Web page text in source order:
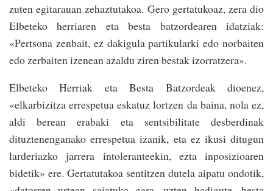
zuten egitarauan zehaztutakoa. Gero gertatukoaz, zera dio
Elbeteko herriaren eta besta batzordearen idatziak:
«Pertsona zenbait, ez dakigula partikularki edo norbaiten
edo zerbaiten izenean azaldu ziren bestak izorratzera».
Elbeteko Herriak eta Besta Batzordeak dioenez,
«elkarbizitza errespetua eskatuz lortzen da baina, nola ez,
aldi berean erabaki eta sentsibilitate desberdinak
dituztenenganako errespetua izanik, eta ez ikusi ditugun
larderiazko jarrera intoleranteekin, ezta inposizioaren
bidetik» ere. Gertatutakoa sentitzen dutela aipatu ondotik,